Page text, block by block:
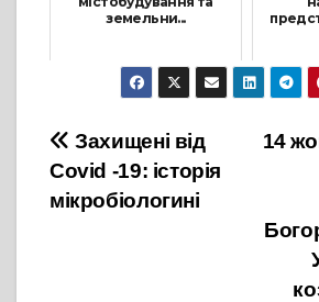
земельни...
4 Листопада, 2022
Навігація
записів
14
Захищені від
Covid -19: історія
мікробіологині